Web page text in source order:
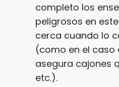
completo los
peligrosos en
cerca cuando lo
(como en el caso
asegura cajones
etc.).